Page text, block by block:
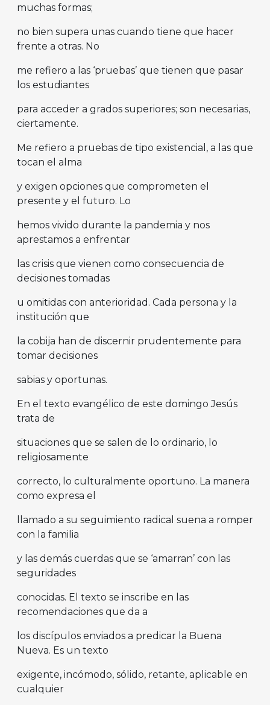
muchas formas;
no bien supera unas cuando tiene que hacer
frente a otras. No
me refiero a las ‘pruebas’ que tienen que pasar
los estudiantes
para acceder a grados superiores; son necesarias,
ciertamente.
Me refiero a pruebas de tipo existencial, a las que
tocan el alma
y exigen opciones que comprometen el
presente y el futuro. Lo
hemos vivido durante la pandemia y nos
aprestamos a enfrentar
las crisis que vienen como consecuencia de
decisiones tomadas
u omitidas con anterioridad. Cada persona y la
institución que
la cobija han de discernir prudentemente para
tomar decisiones
sabias y oportunas.
En el texto evangélico de este domingo Jesús
trata de
situaciones que se salen de lo ordinario, lo
religiosamente
correcto, lo culturalmente oportuno. La manera
como expresa el
llamado a su seguimiento radical suena a romper
con la familia
y las demás cuerdas que se ‘amarran’ con las
seguridades
conocidas. El texto se inscribe en las
recomendaciones que da a
los discípulos enviados a predicar la Buena
Nueva. Es un texto
exigente, incómodo, sólido, retante, aplicable en
cualquier